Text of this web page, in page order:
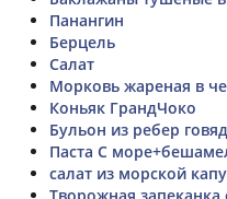
Панангин
Берцель
Салат
Морковь жареная в
Коньяк ГрандЧоко
Бульон из ребер
Паста С
салат из морской